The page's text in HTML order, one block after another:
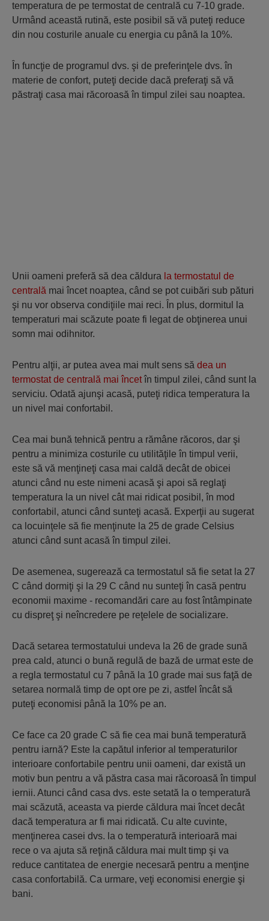
temperatura de pe termostat de centrală cu 7-10 grade.
Urmând această rutină, este posibil să vă puteţi reduce
din nou costurile anuale cu energia cu până la 10%.
În funcţie de programul dvs. şi de preferinţele dvs. în
materie de confort, puteţi decide dacă preferaţi să vă
păstraţi casa mai răcoroasă în timpul zilei sau noaptea.
Unii oameni preferă să dea căldura la termostatul de
centrală mai încet noaptea, când se pot cuibări sub pături
şi nu vor observa condiţiile mai reci. În plus, dormitul la
temperaturi mai scăzute poate fi legat de obţinerea unui
somn mai odihnitor.
Pentru alţii, ar putea avea mai mult sens să dea un
termostat de centrală mai încetîn timpul zilei, când sunt la
serviciu. Odată ajunşi acasă, puteţi ridica temperatura la
un nivel mai confortabil.
Cea mai bună tehnică pentru a rămâne răcoros, dar şi
pentru a minimiza costurile cu utilităţile în timpul verii,
este să vă menţineţi casa mai caldă decât de obicei
atunci când nu este nimeni acasă şi apoi să reglaţi
temperatura la un nivel cât mai ridicat posibil, în mod
confortabil, atunci când sunteţi acasă. Experţii au sugerat
ca locuinţele să fie menţinute la 25 de grade Celsius
atunci când sunt acasă în timpul zilei.
De asemenea, sugerează ca termostatul să fie setat la 27
C când dormiţi şi la 29 C când nu sunteţi în casă pentru
economii maxime - recomandări care au fost întâmpinate
cu dispreţ şi neîncredere pe reţelele de socializare.
Dacă setarea termostatului undeva la 26 de grade sună
prea cald, atunci o bună regulă de bază de urmat este de
a regla termostatul cu 7 până la 10 grade mai sus faţă de
setarea normală timp de opt ore pe zi, astfel încât să
puteţi economisi până la 10% pe an.
Ce face ca 20 grade C să fie cea mai bună temperatură
pentru iarnă? Este la capătul inferior al temperaturilor
interioare confortabile pentru unii oameni, dar există un
motiv bun pentru a vă păstra casa mai răcoroasă în timpul
iernii. Atunci când casa dvs. este setată la o temperatură
mai scăzută, aceasta va pierde căldura mai încet decât
dacă temperatura ar fi mai ridicată. Cu alte cuvinte,
menţinerea casei dvs. la o temperatură interioară mai
rece o va ajuta să reţină căldura mai mult timp şi va
reduce cantitatea de energie necesară pentru a menţine
casa confortabilă. Ca urmare, veţi economisi energie şi
bani.